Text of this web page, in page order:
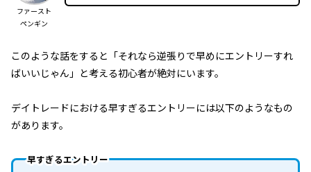
ファースト
ペンギン
このような話をすると「それなら逆張りで早めにエントリーすれ
ばいいじゃん」と考える初心者が絶対にいます。
デイトレードにおける早すぎるエントリーには以下のようなもの
があります。
早すぎるエントリー